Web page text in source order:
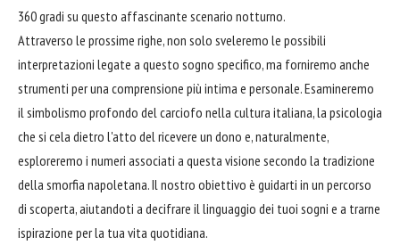
360 gradi su questo affascinante scenario notturno.
Attraverso le prossime righe, non solo sveleremo le possibili
interpretazioni legate a questo sogno specifico, ma forniremo anche
strumenti per una comprensione più intima e personale. Esamineremo
il simbolismo profondo del carciofo nella cultura italiana, la psicologia
che si cela dietro l'atto del ricevere un dono e, naturalmente,
esploreremo i numeri associati a questa visione secondo la tradizione
della smorfia napoletana. Il nostro obiettivo è guidarti in un percorso
di scoperta, aiutandoti a decifrare il linguaggio dei tuoi sogni e a trarne
ispirazione per la tua vita quotidiana.